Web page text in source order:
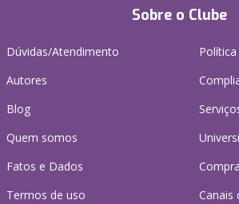
Sobre o Clube
Dúvidas/Atendimento
Autores
Blog
Quem somos
Fatos e Dados
Termos de uso
Canais